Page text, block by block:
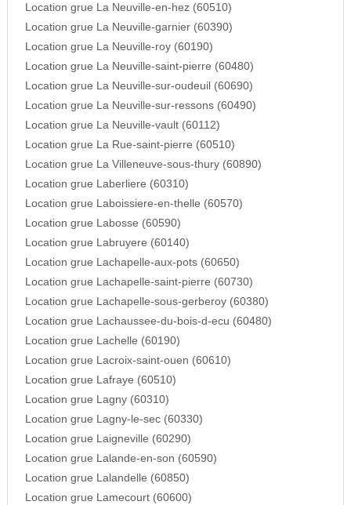
Location grue La Neuville-en-hez (60510)
Location grue La Neuville-garnier (60390)
Location grue La Neuville-roy (60190)
Location grue La Neuville-saint-pierre (60480)
Location grue La Neuville-sur-oudeuil (60690)
Location grue La Neuville-sur-ressons (60490)
Location grue La Neuville-vault (60112)
Location grue La Rue-saint-pierre (60510)
Location grue La Villeneuve-sous-thury (60890)
Location grue Laberliere (60310)
Location grue Laboissiere-en-thelle (60570)
Location grue Labosse (60590)
Location grue Labruyere (60140)
Location grue Lachapelle-aux-pots (60650)
Location grue Lachapelle-saint-pierre (60730)
Location grue Lachapelle-sous-gerberoy (60380)
Location grue Lachaussee-du-bois-d-ecu (60480)
Location grue Lachelle (60190)
Location grue Lacroix-saint-ouen (60610)
Location grue Lafraye (60510)
Location grue Lagny (60310)
Location grue Lagny-le-sec (60330)
Location grue Laigneville (60290)
Location grue Lalande-en-son (60590)
Location grue Lalandelle (60850)
Location grue Lamecourt (60600)